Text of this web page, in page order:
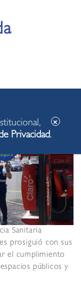
Sanitaria
prosiguió con sus
el cumplimiento
públicos y
Privacidad.